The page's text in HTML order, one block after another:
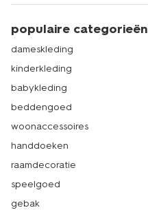
populaire categorieën
dameskleding
kinderkleding
babykleding
beddengoed
woonaccessoires
handdoeken
raamdecoratie
speelgoed
gebak